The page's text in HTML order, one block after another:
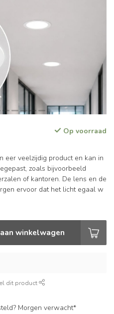
Op voorraad
eer veelzijdig product en kan in
zoals bijvoorbeeld
of kantoren. De lens en de
ervoor dat het licht egaal w
winkelwagen
dit product
Morgen verwacht*